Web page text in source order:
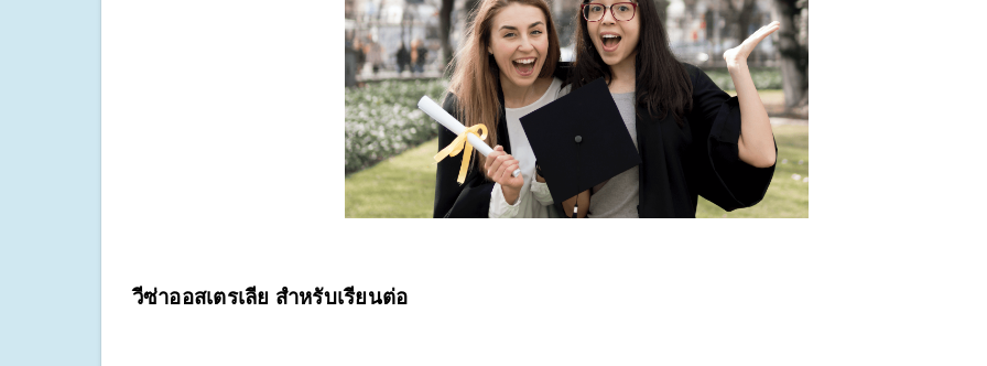
วีซ่าออสเตรเลีย สำหรับเรียนต่อ